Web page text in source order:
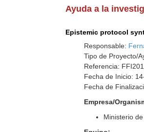
Ayuda a la
Epistemic protocol
Responsable:
Tipo de Proyecto/
Referencia:
Fecha de Inicio:
Fecha de
Empresa/
Ministerio